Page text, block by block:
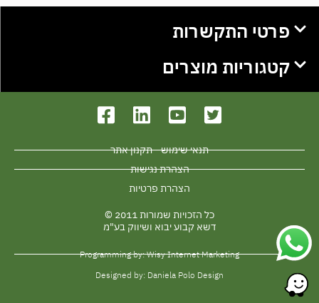
פרטי התקשרות
קטגוריות מוצרים
תנאי שימוש - תקנון אתר
הצהרת נגישות
הצהרת פרטיות
כל הזכויות שמורות 2011 ©
דשא קבוע יבוא ושיווק בע"מ
Programming by: Wisy Internet Marketing
Designed by: Daniela Polo Design